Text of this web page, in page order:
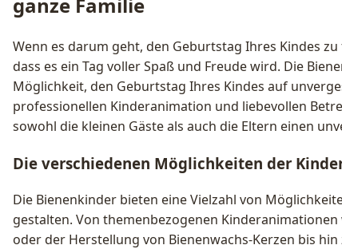
ganze Familie
Wenn es darum geht, den Geburtstag Ihres Kindes
dass es ein Tag voller Spaß und Freude wird. Die
Möglichkeit, den Geburtstag Ihres Kindes auf
professionellen Kinderanimation und liebevollen
sowohl die kleinen Gäste als auch die Eltern einen
Die verschiedenen Möglichkeiten der
Die Bienenkinder bieten eine Vielzahl von
gestalten. Von themenbezogenen
oder der Herstellung von Bienenwachs-Kerzen bis